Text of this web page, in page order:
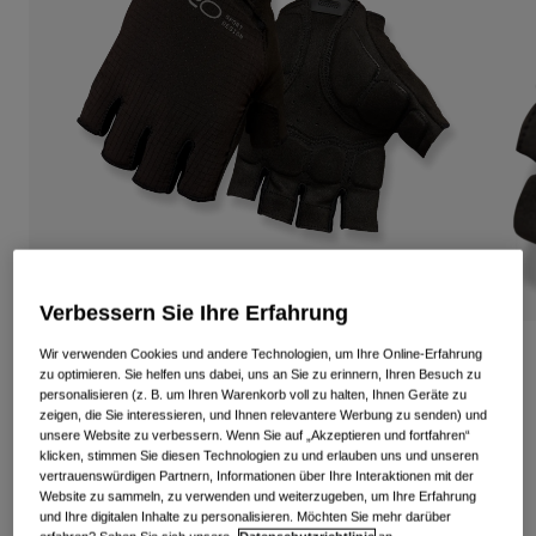
Rennrad Schuhe
Mountainbike Schuhe
Gravel Schuhe
Bekleidung
Rennrad Bekleidung
Mountainbike Bekleidung
Alle anzeigen
Schutzbrillen
Ersatzgläser
Kinder
Helme
Schutzbrillen
Bravo II Gel-Handschuhe
Artikelnr.39094
34,99 €
Verbessern Sie Ihre Erfahrung
Wir verwenden Cookies und andere Technologien, um Ihre Online-Erfahrung
zu optimieren. Sie helfen uns dabei, uns an Sie zu erinnern, Ihren Besuch zu
personalisieren (z. B. um Ihren Warenkorb voll zu halten, Ihnen Geräte zu
zeigen, die Sie interessieren, und Ihnen relevantere Werbung zu senden) und
unsere Website zu verbessern. Wenn Sie auf „Akzeptieren und fortfahren“
klicken, stimmen Sie diesen Technologien zu und erlauben uns und unseren
vertrauenswürdigen Partnern, Informationen über Ihre Interaktionen mit der
Website zu sammeln, zu verwenden und weiterzugeben, um Ihre Erfahrung
und Ihre digitalen Inhalte zu personalisieren. Möchten Sie mehr darüber